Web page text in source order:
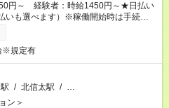
円～ 経験者：時給1450円～★日払い
いも選べます）※稼働開始時は手続き完
ます。
※規定有
/ 北信太駅 / …
ン＞